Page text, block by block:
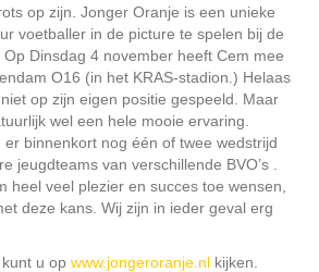
op zijn. Jonger Oranje is een unieke
voetballer in de picture te spelen bij de
Op Dinsdag 4 november heeft Cem mee
O16 (in het KRAS-stadion.) Helaas
op zijn eigen positie gespeeld. Maar
wel een hele mooie ervaring.
er binnenkort nog één of twee wedstrijd
jeugdteams van verschillende BVO’s .
heel veel plezier en succes toe wensen,
deze kans. Wij zijn in ieder geval erg
u op www.jongeroranje.nl kijken.